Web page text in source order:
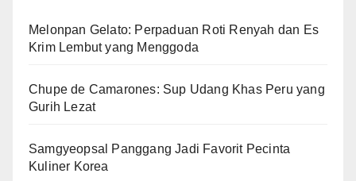
Melonpan Gelato: Perpaduan Roti Renyah dan Es
Krim Lembut yang Menggoda
Chupe de Camarones: Sup Udang Khas Peru yang
Gurih Lezat
Samgyeopsal Panggang Jadi Favorit Pecinta
Kuliner Korea